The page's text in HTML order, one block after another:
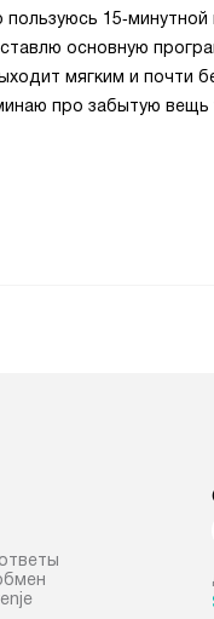
основную
мягким и почти
про забытую вещь